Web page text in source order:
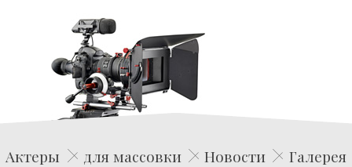
Edwin Film Agencja Aktorska
Актеры для массовки Новости
Галерея